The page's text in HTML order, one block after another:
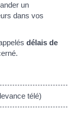
un
dans vos
délais de
télé)